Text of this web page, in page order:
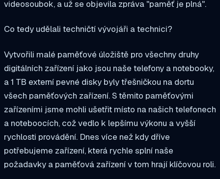
videosoubok, a už se objevila zpráva "paměť je plná".
Co tedy udělali techničtí vývojáři a technici?
Vytvořili malé paměťové úložiště pro všechny druhy
digitálních zařízení jako jsou naše telefony a notebooky,
a 1 TB externí pevné disky byly třešničkou na dortu
všech paměťových zařízení. S těmito paměťovými
zařízeními jsme mohli ušetřit místo na našich telefonech
a noteboocích, což vedlo k lepšímu výkonu a vyšší
rychlosti provádění. Dnes více než kdy dříve
potřebujeme zařízení, která rychle splní naše
požadavky a paměťová zařízení v tom hrají klíčovou roli.